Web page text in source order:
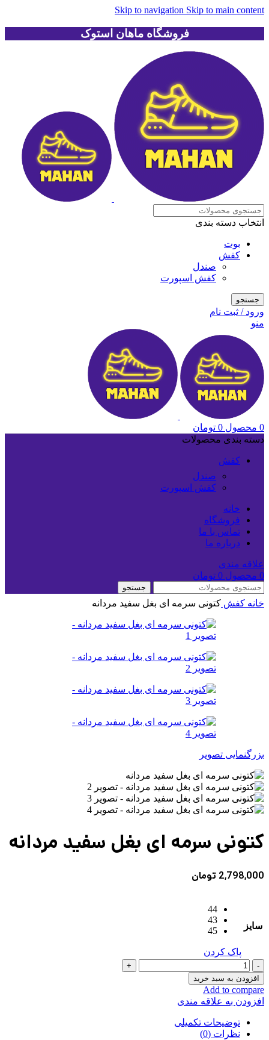
Skip to navigation Skip to main content
فروشگاه ماهان استوک
انتخاب دسته بندی
بوت
کفش
صندل
کفش اسپورت
جستجو
ورود / ثبت نام
منو
0 محصول 0 تومان
دسته بندی محصولات
کفش
صندل
کفش اسپورت
خانه
فروشگاه
تماس با ما
درباره ما
علاقه مندی
0 محصول 0 تومان
جستجو
خانه کفش کتونی سرمه ای بغل سفید مردانه
بزرگنمایی تصویر
کتونی سرمه ای بغل سفید مردانه
2,798,000 تومان
سایز
44
43
45
پاک کردن
کتونی
سرمه
ای
بغل
سفید
مردانه
عدد
افزودن به سبد خرید
Add to compare
افزودن به علاقه مندی
توضیحات تکمیلی
نظرات (0)